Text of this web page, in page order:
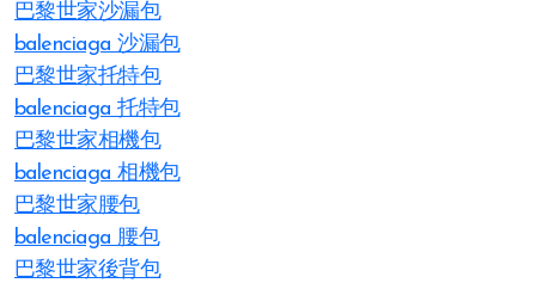
巴黎世家沙漏包
balenciaga 沙漏包
巴黎世家托特包
balenciaga 托特包
巴黎世家相機包
balenciaga 相機包
巴黎世家腰包
balenciaga 腰包
巴黎世家後背包